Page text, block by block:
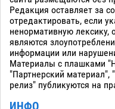
Редакция оставляет за
отредактировать, если
ненормативную лексику,
являются
информации или
Материалы с плашками
"Партнерский материал",
релиз" публикуются на
ИНФО